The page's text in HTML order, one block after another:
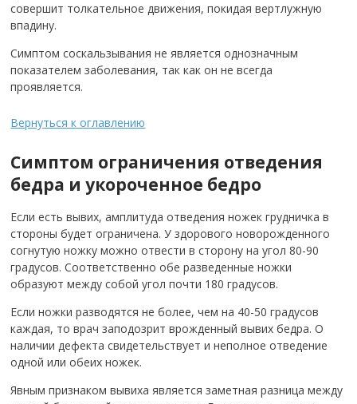
совершит толкательное движения, покидая вертлужную
впадину.
Симптом соскальзывания не является однозначным
показателем заболевания, так как он не всегда
проявляется.
Вернуться к оглавлению
Симптом ограничения отведения
бедра и укороченное бедро
Если есть вывих, амплитуда отведения ножек грудничка в
стороны будет ограничена. У здорового новорожденного
согнутую ножку можно отвести в сторону на угол 80-90
градусов. Соответственно обе разведенные ножки
образуют между собой угол почти 180 градусов.
Если ножки разводятся не более, чем на 40-50 градусов
каждая, то врач заподозрит врожденный вывих бедра. О
наличии дефекта свидетельствует и неполное отведение
одной или обеих ножек.
Явным признаком вывиха является заметная разница между